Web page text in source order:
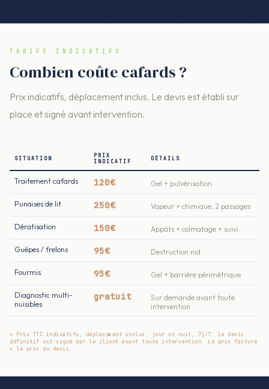
TARIFS INDICATIFS
Combien coûte cafards ?
Prix indicatifs, déplacement inclus. Le devis est établi sur
place et signé avant intervention.
SITUATION
PRIX
INDICATIF
DÉTAILS
Traitement cafards 120€ Gel + pulvérisation
Punaises de lit 250€ Vapeur + chimique, 2 passages
Dératisation 150€ Appâts + colmatage + suivi
Guêpes / frelons 95€ Destruction nid
Fourmis 95€ Gel + barrière périmétrique
Diagnostic multi-
nuisibles
gratuit
Sur demande avant toute
intervention
* Prix TTC indicatifs, déplacement inclus, jour et nuit, 7j/7. Le devis
définitif est signé par le client avant toute intervention. Le prix facturé
= le prix du devis.